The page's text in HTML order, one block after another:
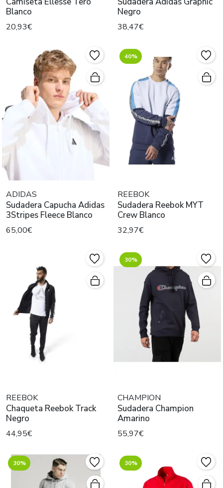
Blanco
20,93€
Negro
38,47€
ADIDAS
Sudadera Capucha Adidas
3Stripes Fleece Blanco
65,00€
40%
REEBOK
Sudadera Reebok MYT
Crew Blanco
32,97€
REEBOK
Chaqueta Reebok Track
Negro
44,95€
30%
CHAMPION
Sudadera Champion
Amarino
55,97€
30% 30%